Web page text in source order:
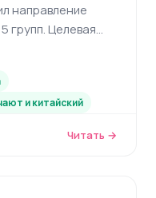
направление
групп. Целевая
и китайский
Читать →